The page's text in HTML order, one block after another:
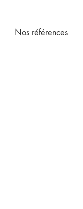
Nos références